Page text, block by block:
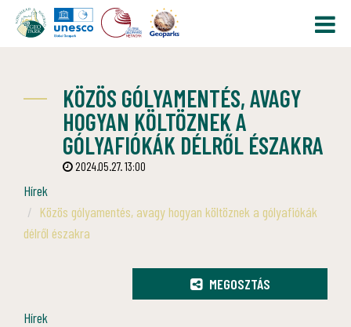
KÖZÖS GÓLYAMENTÉS, AVAGY
HOGYAN KÖLTÖZNEK A
GÓLYAFIÓKÁK DÉLRŐL ÉSZAKRA
2024.05.27. 13:00
Hírek
Közös gólyamentés, avagy hogyan költöznek a gólyafiókák
délről északra
MEGOSZTÁS
Hírek